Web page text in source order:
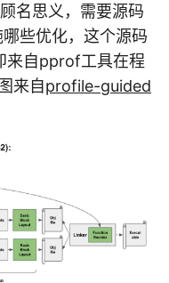
顾名思义，需要源码
些优化，这个源码
来自pprof工具在程
来自profile-guided